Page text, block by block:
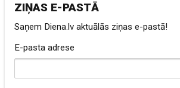
ZIŅAS E-PASTĀ
Saņem Diena.lv aktuālās ziņas e-pastā!
E-pasta adrese